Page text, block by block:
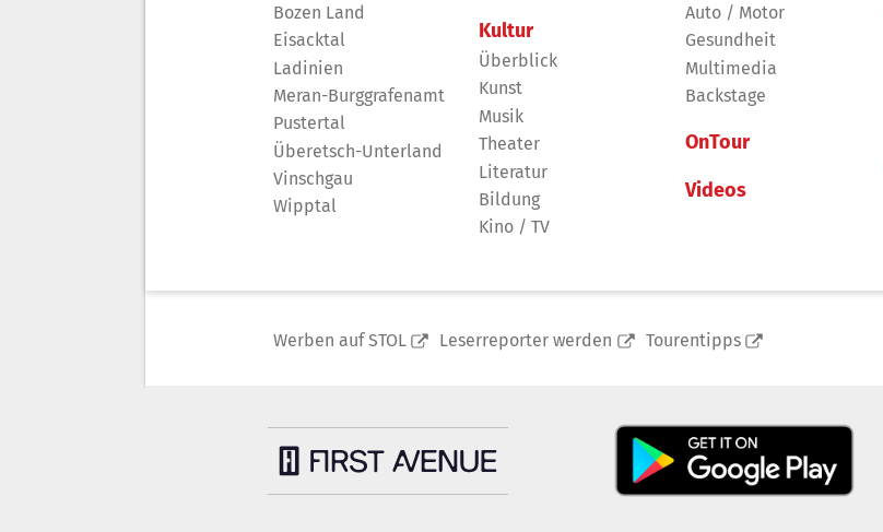
Bozen Land
Eisacktal
Ladinien
Meran-Burggrafenamt
Pustertal
Überetsch-Unterland
Vinschgau
Wipptal
Kultur
Überblick
Kunst
Musik
Theater
Literatur
Bildung
Kino / TV
Auto / Motor
Gesundheit
Multimedia
Backstage
OnTour
Videos
Werben auf STOL Leserreporter werden Tourentipps